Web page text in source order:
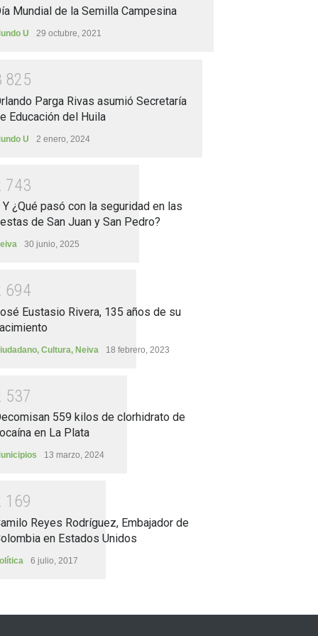
Mundial de la Semilla Campesina
U 29 octubre, 2021
825
Parga Rivas asumió Secretaría
Educación del Huila
U 2 enero, 2024
743
Y ¿Qué pasó con la seguridad en las
de San Juan y San Pedro?
30 junio, 2025
694
Eustasio Rivera, 135 años de su
, Cultura, Neiva 18 febrero, 2023
537
559 kilos de clorhidrato de
en La Plata
13 marzo, 2024
1 69
Reyes Rodríguez, Embajador de
en Estados Unidos
6 julio, 2017